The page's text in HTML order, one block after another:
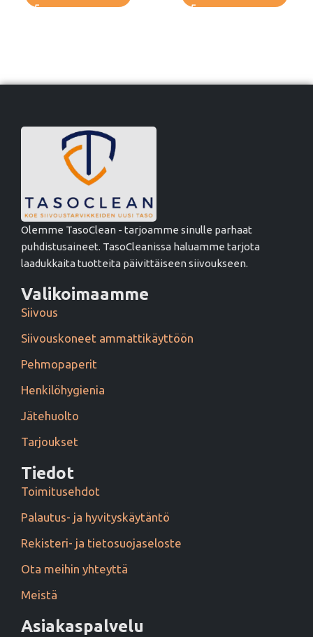
Olemme TasoClean - tarjoamme sinulle parhaat
puhdistusaineet. TasoCleanissa haluamme tarjota
laadukkaita tuotteita päivittäiseen siivoukseen.
Valikoimaamme
Siivous
Siivouskoneet ammattikäyttöön
Pehmopaperit
Henkilöhygienia
Jätehuolto
Tarjoukset
Tiedot
Toimitusehdot
Palautus- ja hyvityskäytäntö
Rekisteri- ja tietosuojaseloste
Ota meihin yhteyttä
Meistä
Asiakaspalvelu